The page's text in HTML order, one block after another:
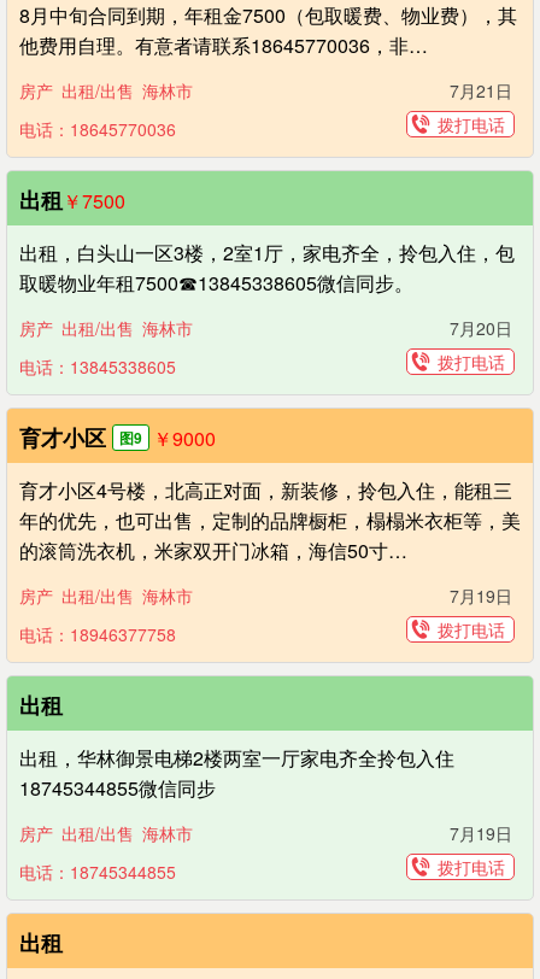
8月中旬合同到期，年租金7500（包取暖费、物业费），其
他费用自理。有意者请联系18645770036，非…
房产 出租/出售 海林市
7月21日
电话：18645770036
拨打电话
出租￥7500
出租，白头山一区3楼，2室1厅，家电齐全，拎包入住，包
取暖物业年租7500☎13845338605微信同步。
房产 出租/出售 海林市
7月20日
电话：13845338605
拨打电话
育才小区 图9
￥9000
育才小区4号楼，北高正对面，新装修，拎包入住，能租三
年的优先，也可出售，定制的品牌橱柜，榻榻米衣柜等，美
的滚筒洗衣机，米家双开门冰箱，海信50寸…
房产 出租/出售 海林市
7月19日
电话：18946377758
拨打电话
出租
出租，华林御景电梯2楼两室一厅家电齐全拎包入住
18745344855微信同步
房产 出租/出售 海林市
7月19日
电话：18745344855
拨打电话
出租